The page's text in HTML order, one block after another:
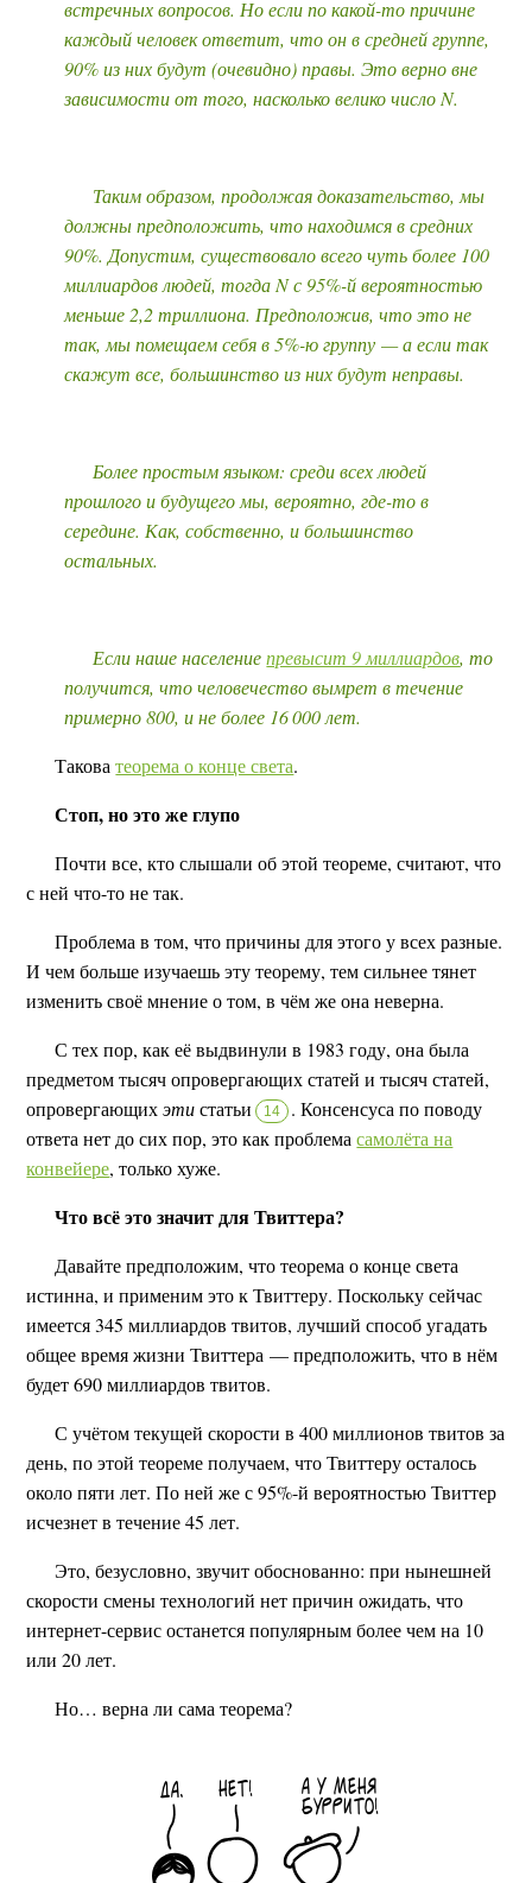
встречных вопросов. Но если по какой-то причине
каждый человек ответит, что он в средней группе,
90% из них будут (очевидно) правы. Это верно вне
зависимости от того, насколько велико число N.
Таким образом, продолжая доказательство, мы
должны предположить, что находимся в средних
90%. Допустим, существовало всего чуть более 100
миллиардов людей, тогда N с 95%-й вероятностью
меньше 2,2 триллиона. Предположив, что это не
так, мы помещаем себя в 5%-ю группу — а если так
скажут все, большинство из них будут неправы.
Более простым языком: среди всех людей
прошлого и будущего мы, вероятно, где-то в
середине. Как, собственно, и большинство
остальных.
Если наше населениепревысит 9 миллиардов, то
получится, что человечество вымрет в течение
примерно 800, и не более 16 000 лет.
Таковатеорема о конце света.
Стоп, но это же глупо
Почти все, кто слышали об этой теореме, считают, что
с ней что-то не так.
Проблема в том, что причины для этого у всех разные.
И чем больше изучаешь эту теорему, тем сильнее тянет
изменить своё мнение о том, в чём же она неверна.
С тех пор, как её выдвинули в 1983 году, она была
предметом тысяч опровергающих статей и тысяч статей,
опровергающихэтистатьи 14 . Консенсуса по поводу
ответа нет до сих пор, это как проблемасамолёта на
конвейере, только хуже.
Что всё это значит для Твиттера?
Давайте предположим, что теорема о конце света
истинна, и применим это к Твиттеру. Поскольку сейчас
имеется 345 миллиардов твитов, лучший способ угадать
общее время жизни Твиттера — предположить, что в нём
будет 690 миллиардов твитов.
С учётом текущей скорости в 400 миллионов твитов за
день, по этой теореме получаем, что Твиттеру осталось
около пяти лет. По ней же с 95%-й вероятностью Твиттер
исчезнет в течение 45 лет.
Это, безусловно, звучит обоснованно: при нынешней
скорости смены технологий нет причин ожидать, что
интернет-сервис останется популярным более чем на 10
или 20 лет.
Но… верна ли сама теорема?